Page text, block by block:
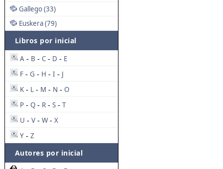
Gallego (33)
Euskera (79)
Libros por inicial
A - B - C - D - E
F - G - H - I - J
K - L - M - N - O
P - Q - R - S - T
U - V - W - X
Y - Z
Autores por inicial